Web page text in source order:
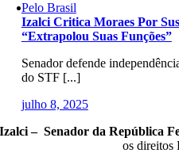
Pelo Brasil
Izalci Critica Moraes Por
“Extrapolou Suas Funções”
Senador defende
do STF [...]
julho 8, 2025
Izalci – Senador da República
os direitos